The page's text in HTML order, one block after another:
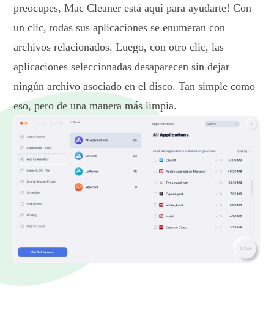
preocupes, Mac Cleaner está aquí para ayudarte! Con
un clic, todas sus aplicaciones se enumeran con
archivos relacionados. Luego, con otro clic, las
aplicaciones seleccionadas desaparecen sin dejar
ningún archivo asociado en el disco. Tan simple como
eso, pero de una manera más limpia.